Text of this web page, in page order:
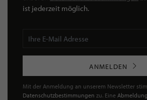
ist jederzeit möglich.
ANMELDEN
Mit der Anmeldung an unserem Newsletter
Datenschutzbestimmungen zu. Eine Abmeldung